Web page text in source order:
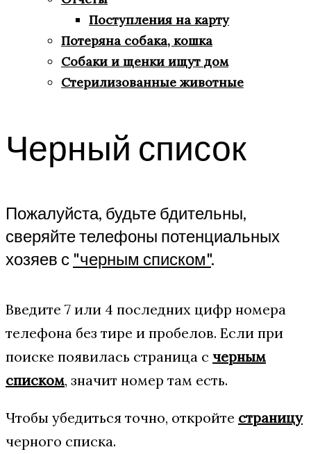
Поступления на карту
Потеряна собака, кошка
Собаки и щенки ищут дом
Стерилизованные животные
Черный список
Пожалуйста, будьте бдительны,
сверяйте телефоны потенциальных
хозяев с "черным списком".
Введите 7 или 4 последних цифр номера
телефона без тире и пробелов. Если при
поиске появилась страница с черным
списком, значит номер там есть.
Чтобы убедиться точно, откройте страницу
черного списка.